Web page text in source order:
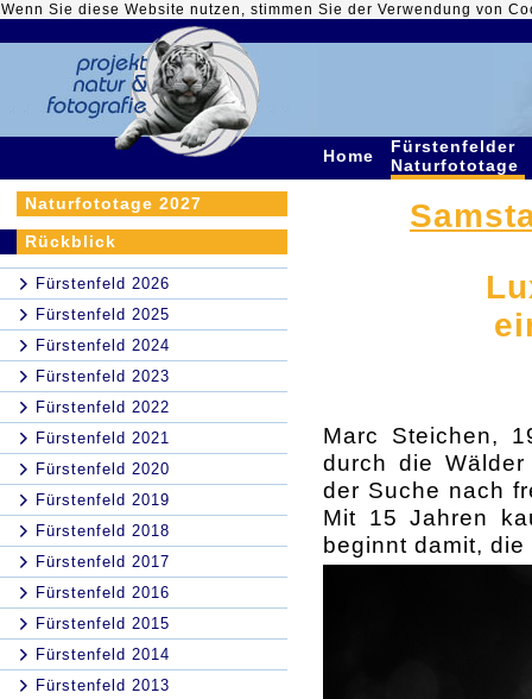
Wenn Sie diese Website nutzen, stimmen Sie der Verwendung von
Home
Fürstenfelder
Naturfototage
Naturfototage 2027
Rückblick
Fürstenfeld 2026
Fürstenfeld 2025
Fürstenfeld 2024
Fürstenfeld 2023
Fürstenfeld 2022
Fürstenfeld 2021
Fürstenfeld 2020
Fürstenfeld 2019
Fürstenfeld 2018
Fürstenfeld 2017
Fürstenfeld 2016
Fürstenfeld 2015
Fürstenfeld 2014
Fürstenfeld 2013
Marc Steichen,
durch die
der Suche nach
Mit 15 Jahren
beginnt damit,